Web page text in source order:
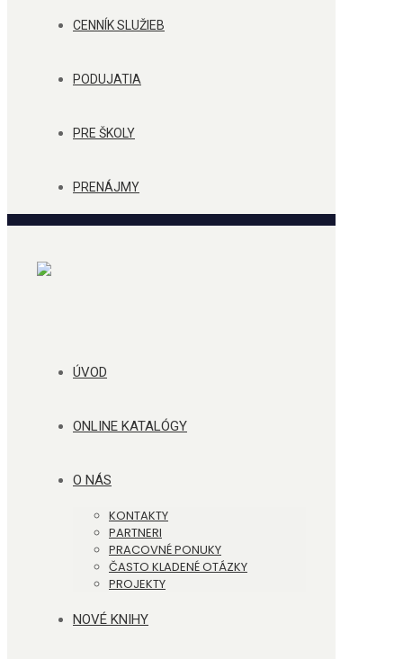
CENNÍK SLUŽIEB
PODUJATIA
PRE ŠKOLY
PRENÁJMY
ÚVOD
ONLINE KATALÓGY
O NÁS
KONTAKTY
PARTNERI
PRACOVNÉ PONUKY
ČASTO KLADENÉ OTÁZKY
PROJEKTY
NOVÉ KNIHY